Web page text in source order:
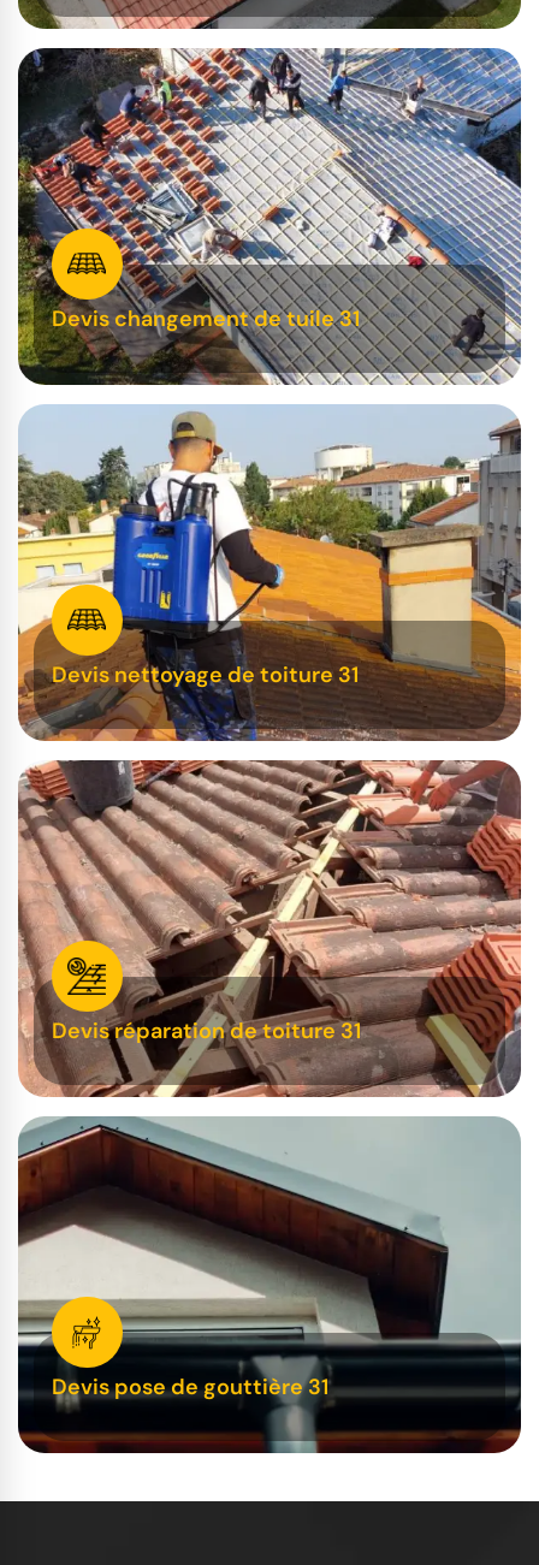
Devis changement de tuile 31
Devis nettoyage de toiture 31
Devis réparation de toiture 31
Devis pose de gouttière 31